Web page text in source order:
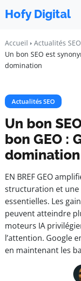
Hofy Digital
Accueil
Actualités SEO
Un bon SEO est
domination
Actualités SEO
Un bon
bon GEO :
domination
EN BREF GEO
structuration et
essentielles. Les
peuvent atteindre
moteurs IA
l’attention. Google
en maintenant les